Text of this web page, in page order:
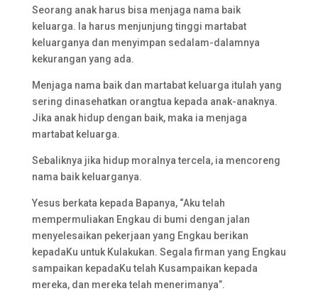
Seorang anak harus bisa menjaga nama baik
keluarga. Ia harus menjunjung tinggi martabat
keluarganya dan menyimpan sedalam-dalamnya
kekurangan yang ada.
Menjaga nama baik dan martabat keluarga itulah yang
sering dinasehatkan orangtua kepada anak-anaknya.
Jika anak hidup dengan baik, maka ia menjaga
martabat keluarga.
Sebaliknya jika hidup moralnya tercela, ia mencoreng
nama baik keluarganya.
Yesus berkata kepada Bapanya, “Aku telah
mempermuliakan Engkau di bumi dengan jalan
menyelesaikan pekerjaan yang Engkau berikan
kepadaKu untuk Kulakukan. Segala firman yang Engkau
sampaikan kepadaKu telah Kusampaikan kepada
mereka, dan mereka telah menerimanya”.